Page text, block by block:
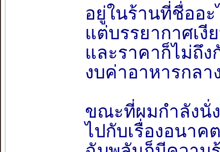
อยู่ในร้านที่ชื่ออะ
แต่บรรยากาศเงี
และราคาก็ไม่ถึง
งบค่าอาหารกลา
ขณะที่ผมกำลังนั่
ไปกับเรื่องอนาค